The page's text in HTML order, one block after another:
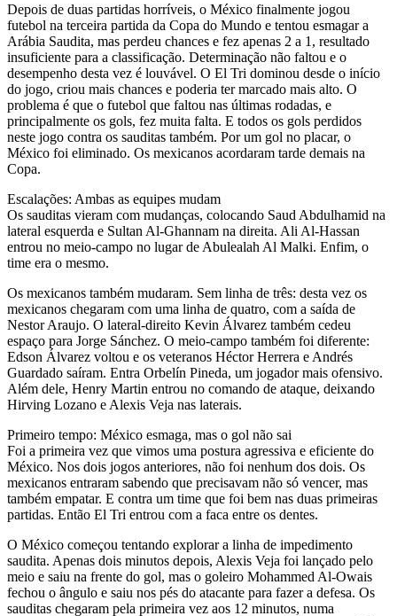
Depois de duas partidas horríveis, o México finalmente jogou
futebol na terceira partida da Copa do Mundo e tentou esmagar a
Arábia Saudita, mas perdeu chances e fez apenas 2 a 1, resultado
insuficiente para a classificação. Determinação não faltou e o
desempenho desta vez é louvável. O El Tri dominou desde o início
do jogo, criou mais chances e poderia ter marcado mais alto. O
problema é que o futebol que faltou nas últimas rodadas, e
principalmente os gols, fez muita falta. E todos os gols perdidos
neste jogo contra os sauditas também. Por um gol no placar, o
México foi eliminado. Os mexicanos acordaram tarde demais na
Copa.
Escalações: Ambas as equipes mudam
Os sauditas vieram com mudanças, colocando Saud Abdulhamid na
lateral esquerda e Sultan Al-Ghannam na direita. Ali Al-Hassan
entrou no meio-campo no lugar de Abulealah Al Malki. Enfim, o
time era o mesmo.
Os mexicanos também mudaram. Sem linha de três: desta vez os
mexicanos chegaram com uma linha de quatro, com a saída de
Nestor Araujo. O lateral-direito Kevin Álvarez também cedeu
espaço para Jorge Sánchez. O meio-campo também foi diferente:
Edson Álvarez voltou e os veteranos Héctor Herrera e Andrés
Guardado saíram. Entra Orbelín Pineda, um jogador mais ofensivo.
Além dele, Henry Martin entrou no comando de ataque, deixando
Hirving Lozano e Alexis Veja nas laterais.
Primeiro tempo: México esmaga, mas o gol não sai
Foi a primeira vez que vimos uma postura agressiva e eficiente do
México. Nos dois jogos anteriores, não foi nenhum dos dois. Os
mexicanos entraram sabendo que precisavam não só vencer, mas
também empatar. E contra um time que foi bem nas duas primeiras
partidas. Então El Tri entrou com a faca entre os dentes.
O México começou tentando explorar a linha de impedimento
saudita. Apenas dois minutos depois, Alexis Veja foi lançado pelo
meio e saiu na frente do gol, mas o goleiro Mohammed Al-Owais
fechou o ângulo e saiu nos pés do atacante para fazer a defesa. Os
sauditas chegaram pela primeira vez aos 12 minutos, numa